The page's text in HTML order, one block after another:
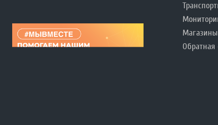
Магазины
Обратная